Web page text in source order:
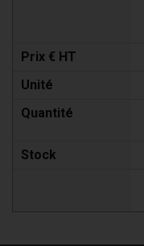
Prix € HT
Unité
Quantité
Stock